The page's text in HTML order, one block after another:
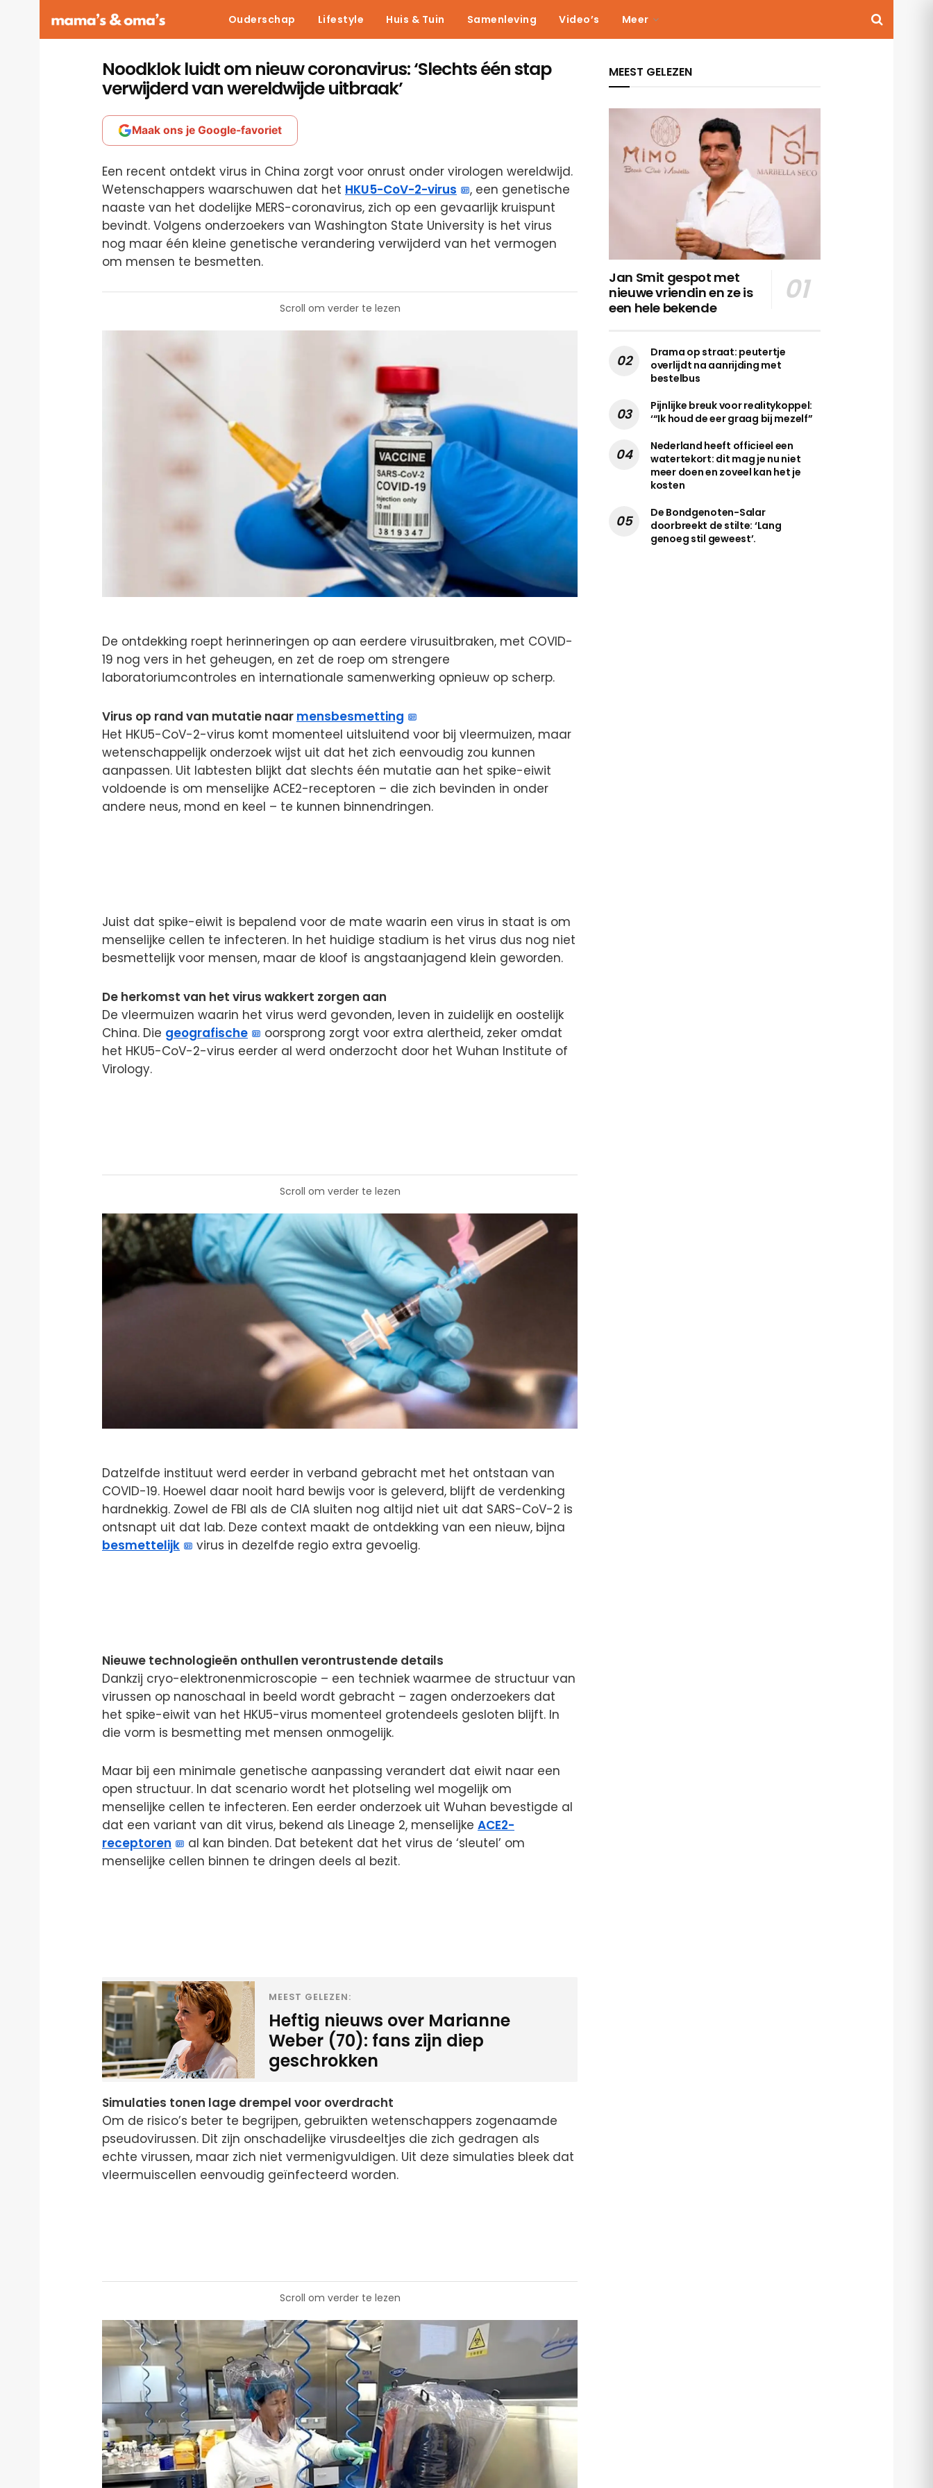
Ouderschap Lifestyle Huis & Tuin Samenleving Video’s Meer
Noodklok luidt om nieuw coronavirus: ‘Slechts één stap
verwijderd van wereldwijde uitbraak’
Maak ons je Google-favoriet
Een recent ontdekt virus in China zorgt voor onrust onder virologen wereldwijd.
Wetenschappers waarschuwen dat het HKU5-CoV-2-virus
, een genetische
naaste van het dodelijke MERS-coronavirus, zich op een gevaarlijk kruispunt
bevindt. Volgens onderzoekers van Washington State University is het virus
nog maar één kleine genetische verandering verwijderd van het vermogen
om mensen te besmetten.
Scroll om verder te lezen
De ontdekking roept herinneringen op aan eerdere virusuitbraken, met COVID-
19 nog vers in het geheugen, en zet de roep om strengere
laboratoriumcontroles en internationale samenwerking opnieuw op scherp.
Virus op rand van mutatie naar mensbesmetting
Het HKU5-CoV-2-virus komt momenteel uitsluitend voor bij vleermuizen, maar
wetenschappelijk onderzoek wijst uit dat het zich eenvoudig zou kunnen
aanpassen. Uit labtesten blijkt dat slechts één mutatie aan het spike-eiwit
voldoende is om menselijke ACE2-receptoren – die zich bevinden in onder
andere neus, mond en keel – te kunnen binnendringen.
Juist dat spike-eiwit is bepalend voor de mate waarin een virus in staat is om
menselijke cellen te infecteren. In het huidige stadium is het virus dus nog niet
besmettelijk voor mensen, maar de kloof is angstaanjagend klein geworden.
De herkomst van het virus wakkert zorgen aan
De vleermuizen waarin het virus werd gevonden, leven in zuidelijk en oostelijk
China. Die geografische
oorsprong zorgt voor extra alertheid, zeker omdat
het HKU5-CoV-2-virus eerder al werd onderzocht door het Wuhan Institute of
Virology.
Scroll om verder te lezen
Datzelfde instituut werd eerder in verband gebracht met het ontstaan van
COVID-19. Hoewel daar nooit hard bewijs voor is geleverd, blijft de verdenking
hardnekkig. Zowel de FBI als de CIA sluiten nog altijd niet uit dat SARS-CoV-2 is
ontsnapt uit dat lab. Deze context maakt de ontdekking van een nieuw, bijna
besmettelijk
virus in dezelfde regio extra gevoelig.
Nieuwe technologieën onthullen verontrustende details
Dankzij cryo-elektronenmicroscopie – een techniek waarmee de structuur van
virussen op nanoschaal in beeld wordt gebracht – zagen onderzoekers dat
het spike-eiwit van het HKU5-virus momenteel grotendeels gesloten blijft. In
die vorm is besmetting met mensen onmogelijk.
Maar bij een minimale genetische aanpassing verandert dat eiwit naar een
open structuur. In dat scenario wordt het plotseling wel mogelijk om
menselijke cellen te infecteren. Een eerder onderzoek uit Wuhan bevestigde al
dat een variant van dit virus, bekend als Lineage 2, menselijke ACE2-
receptoren
al kan binden. Dat betekent dat het virus de ‘sleutel’ om
menselijke cellen binnen te dringen deels al bezit.
MEEST GELEZEN:
Heftig nieuws over Marianne
Weber (70): fans zijn diep
geschrokken
Simulaties tonen lage drempel voor overdracht
Om de risico’s beter te begrijpen, gebruikten wetenschappers zogenaamde
pseudovirussen. Dit zijn onschadelijke virusdeeltjes die zich gedragen als
echte virussen, maar zich niet vermenigvuldigen. Uit deze simulaties bleek dat
vleermuiscellen eenvoudig geïnfecteerd worden.
Scroll om verder te lezen
MEEST GELEZEN
Jan Smit gespot met
nieuwe vriendin en ze is
een hele bekende
Drama op straat: peutertje
overlijdt na aanrijding met
bestelbus
Pijnlijke breuk voor realitykoppel:
‘“Ik houd de eer graag bij mezelf”
Nederland heeft officieel een
watertekort: dit mag je nu niet
meer doen en zoveel kan het je
kosten
De Bondgenoten-Salar
doorbreekt de stilte: ‘Lang
genoeg stil geweest’.